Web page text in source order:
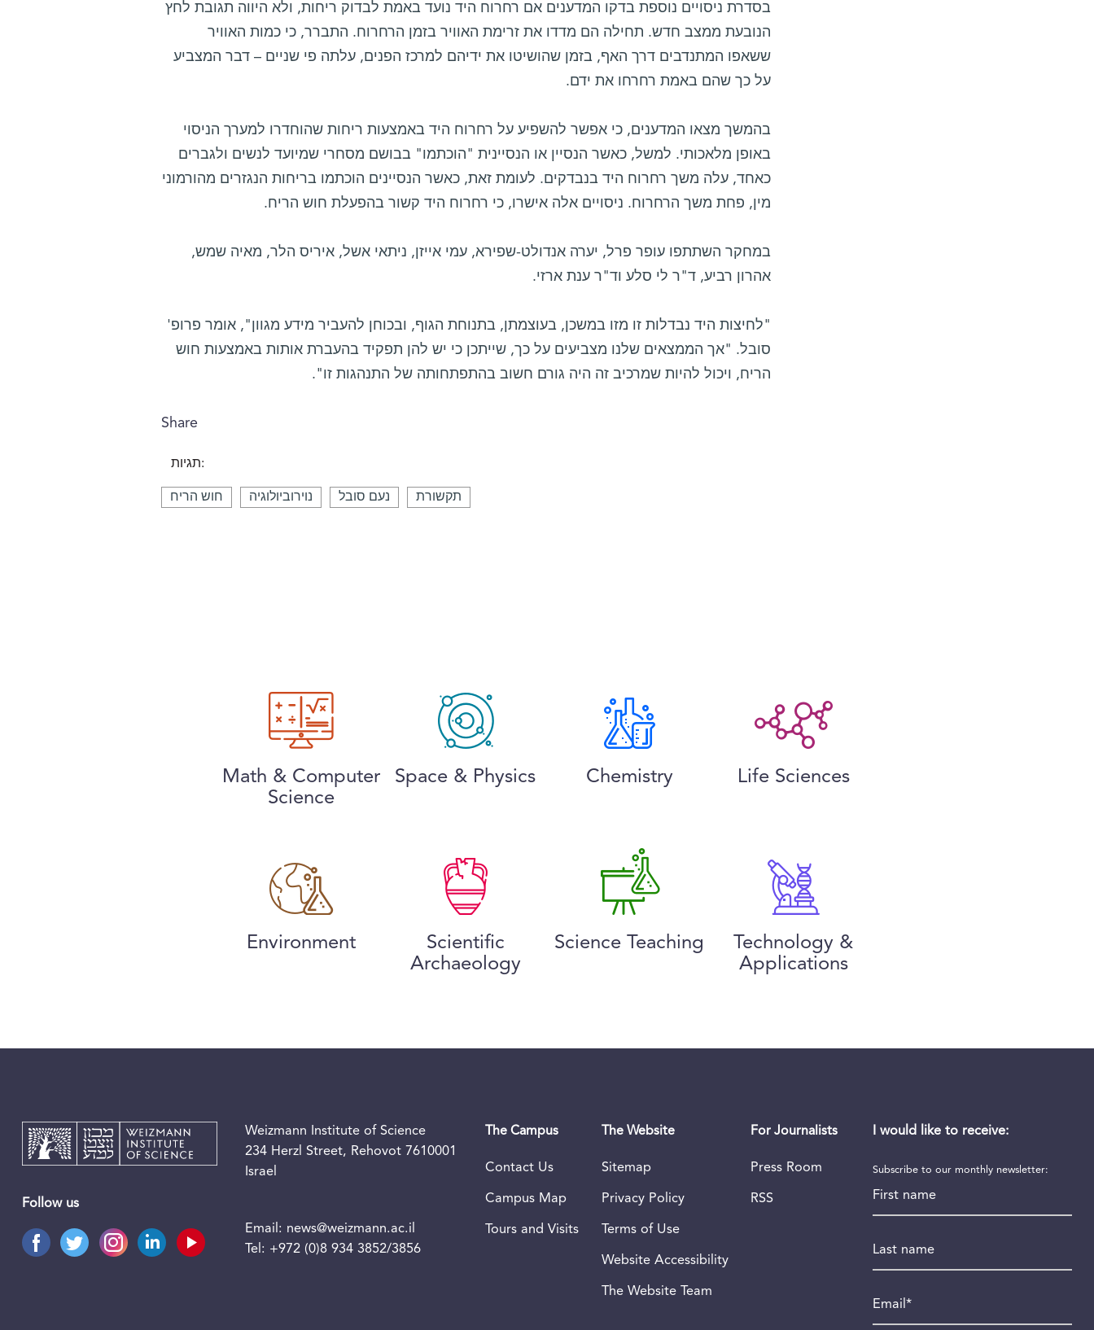
בסדרת ניסויים נוספת בדקו המדענים אם רחרוח היד נועד באמת לבדוק ריחות, ולא היווה תגובת לחץ
הנובעת ממצב חדש. תחילה הם מדדו את זרימת האוויר בזמן הרחרוח. התברר, כי כמות האוויר
ששאפו המתנדבים דרך האף, בזמן שהושיטו את ידיהם למרכז הפנים, עלתה פי שניים – דבר המצביע
על כך שהם באמת רחרחו את ידם.
בהמשך מצאו המדענים, כי אפשר להשפיע על רחרוח היד באמצעות ריחות שהוחדרו למערך הניסוי
באופן מלאכותי. למשל, כאשר הנסיין או הנסיינית "הוכתמו" בבושם מסחרי שמיועד לנשים ולגברים
כאחד, עלה משך רחרוח היד בנבדקים. לעומת זאת, כאשר הנסיינים הוכתמו בריחות הנגזרים מהורמוני
מין, פחת משך הרחרוח. ניסויים אלה אישרו, כי רחרוח היד קשור בהפעלת חוש הריח.
במחקר השתתפו עופר פרל, יערה אנדולט-שפירא, עמי אייזן, ניתאי אשל, איריס הלר, מאיה שמש,
אהרון רביע, ד"ר לי סלע וד"ר ענת ארזי.
"לחיצות היד נבדלות זו מזו במשכן, בעוצמתן, בתנוחת הגוף, ובכוחן להעביר מידע מגוון", אומר פרופ'
סובל. "אך הממצאים שלנו מצביעים על כך, שייתכן כי יש להן תפקיד בהעברת אותות באמצעות חוש
הריח, ויכול להיות שמרכיב זה היה גורם חשוב בהתפתחותה של התנהגות זו".
Share
תגיות:
חוש הריח נוירוביולוגיה נעם סובל תקשורת
Math & Computer
Science
Space & Physics Chemistry Life Sciences
Environment
Scientific
Archaeology
Science Teaching
Technology &
Applications
Follow us
Weizmann Institute of Science
234 Herzl Street, Rehovot 7610001
Israel
Email: news@weizmann.ac.il
Tel: +972 (0)8 934 3852/3856
The Campus
Contact Us
Campus Map
Tours and Visits
The Website
Sitemap
Privacy Policy
Terms of Use
Website Accessibility
The Website Team
For Journalists
Press Room
RSS
I would like to receive:
Subscribe to our monthly newsletter: